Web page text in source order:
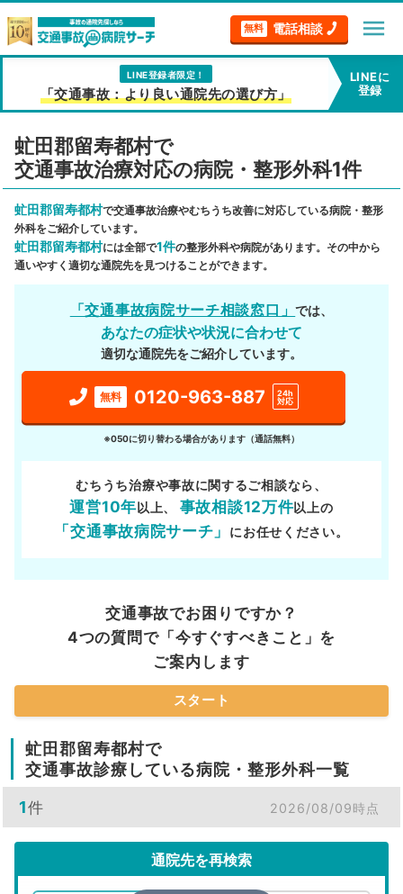
無料 電話相談 menu
LINE登録者限定！
「交通事故：より良い通院先の選び方」
LINEに
登録
虻田郡留寿都村で
交通事故治療対応の病院・整形外科1件
虻田郡留寿都村で交通事故治療やむちうち改善に対応している病院・整形
外科をご紹介しています。
虻田郡留寿都村には全部で1件の整形外科や病院があります。その中から
通いやすく適切な通院先を見つけることができます。
「交通事故病院サーチ相談窓口」では、
あなたの症状や状況に合わせて
適切な通院先をご紹介しています。
無料 0120-963-887
24h
対応
※050に切り替わる場合があります（通話無料）
むちうち治療や事故に関するご相談なら、
運営10年以上、 事故相談12万件以上の
「交通事故病院サーチ」 にお任せください。
交通事故でお困りですか？
4つの質問で「今すぐすべきこと」を
ご案内します
スタート
虻田郡留寿都村で
交通事故診療している病院・整形外科一覧
1件 2026/08/09時点
通院先を再検索